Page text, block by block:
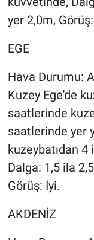
yer 2,0m,
EGE
Hava Durumu:
Kuzey Ege'de
saatlerinde
saatlerinde yer
kuzeybatıdan 4
Dalga: 1,5 ila
Görüş: İyi.
AKDENİZ